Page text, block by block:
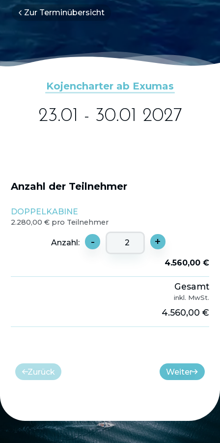
Zur Terminübersicht
Kojencharter ab Exumas
23.01 - 30.01 2027
Anzahl der Teilnehmer
DOPPELKABINE
2.280,00 € pro Teilnehmer
Anzahl: - +
4.560,00 €
Gesamt
inkl. MwSt.
4.560,00 €
Zurück Weiter